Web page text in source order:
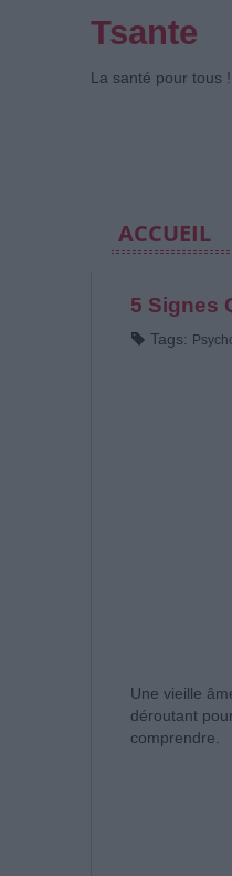
Tsante
La santé pour tous !
ACCUEIL
5 Signes
Tags:
Une vieille
déroutant
comprendre.